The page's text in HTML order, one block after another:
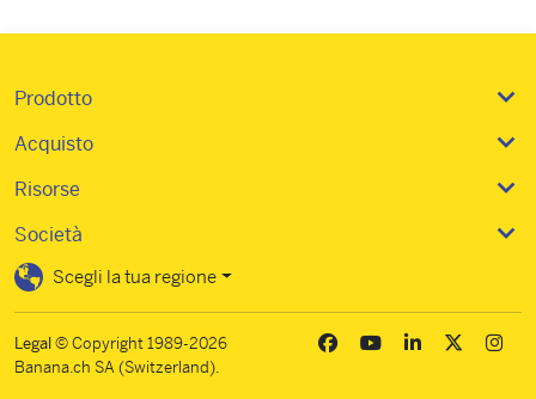
Prodotto
Acquisto
Risorse
Società
Scegli la tua regione
Legal© Copyright 1989-2026
Banana.ch SA (Switzerland).